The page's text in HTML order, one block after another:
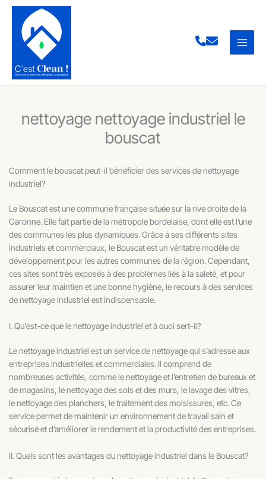
Aller
contenu
nettoyage nettoyage industriel le
bouscat
Comment le bouscat peut-il bénéficier des services de nettoyage
industriel?
Le Bouscat est une commune française située sur la rive droite de la
Garonne. Elle fait partie de la métropole bordelaise, dont elle est l’une
des communes les plus dynamiques. Grâce à ses différents sites
industriels et commerciaux, le Bouscat est un véritable modèle de
développement pour les autres communes de la région. Cependant,
ces sites sont très exposés à des problèmes liés à la saleté, et pour
assurer leur maintien et une bonne hygiène, le recours à des services
de nettoyage industriel est indispensable.
I. Qu'est-ce que le nettoyage industriel et à quoi sert-il?
Le nettoyage industriel est un service de nettoyage qui s’adresse aux
entreprises industrielles et commerciales. Il comprend de
nombreuses activités, comme le nettoyage et l’entretien de bureaux et
de magasins, le nettoyage des sols et des murs, le lavage des vitres,
le nettoyage des planchers, le traitement des moisissures, etc. Ce
service permet de maintenir un environnement de travail sain et
sécurisé et d’améliorer le rendement et la productivité des entreprises.
II. Quels sont les avantages du nettoyage industriel dans le Bouscat?